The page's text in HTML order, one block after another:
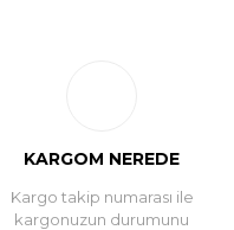
KARGOM NEREDE
Kargo takip numarası ile
kargonuzun durumunu